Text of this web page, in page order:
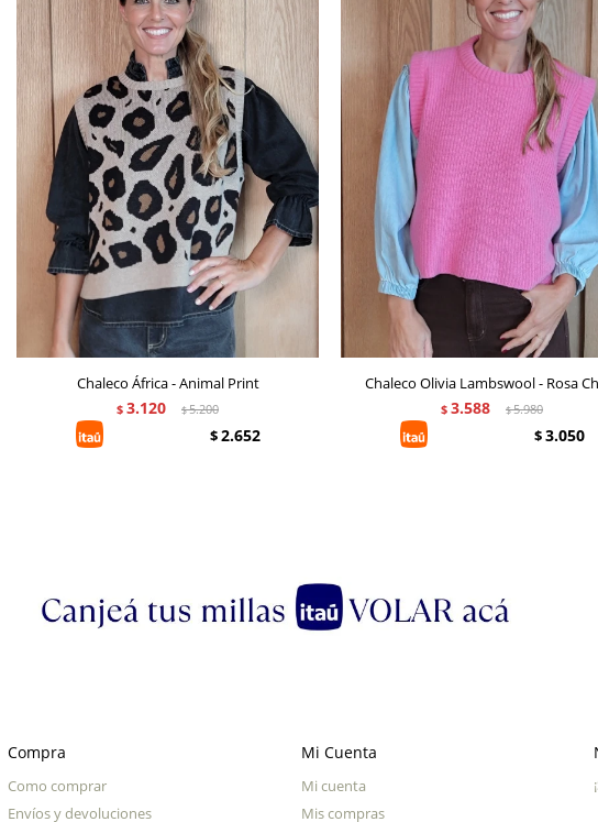
Chaleco África - Animal Print
$ 3.120 $5.200
$ 2.652
Chaleco Olivia Lambswool - Rosa
$ 3.588 $5.980
$ 3.050
Compra
Como comprar
Envíos y devoluciones
Mi Cuenta
Mi cuenta
Mis compras